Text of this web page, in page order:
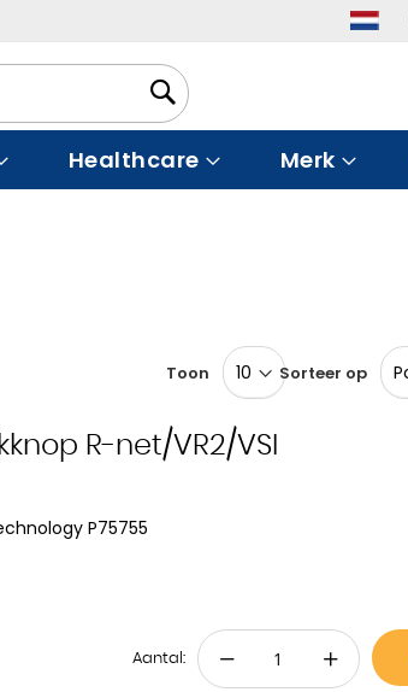
Healthcare Merk
Toon Sorteer op
R-net/VR2/VSI
P75755
Aantal: − +